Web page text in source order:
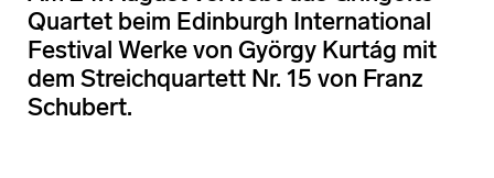
Quartet beim Edinburgh International
Festival Werke von György Kurtág mit
dem Streichquartett Nr. 15 von Franz
Schubert.